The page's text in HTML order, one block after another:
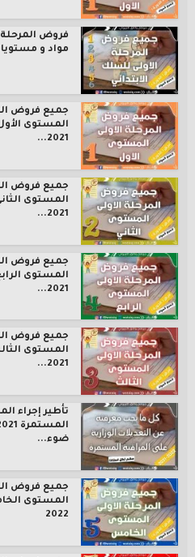
فروض المرحلة
مواد و
جميع فروض
المستوى
2021...
جميع فروض
المستوى
2021...
جميع فروض
المستوى
2021...
جميع فروض
المستوى
2021...
تأطير إجراء
ضوء...
جميع فروض
2022